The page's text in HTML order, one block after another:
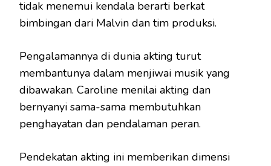
tidak menemui kendala berarti berkat
bimbingan dari Malvin dan tim produksi.
Pengalamannya di dunia akting turut
membantunya dalam menjiwai musik yang
dibawakan. Caroline menilai akting dan
bernyanyi sama-sama membutuhkan
penghayatan dan pendalaman peran.
Pendekatan akting ini memberikan dimensi